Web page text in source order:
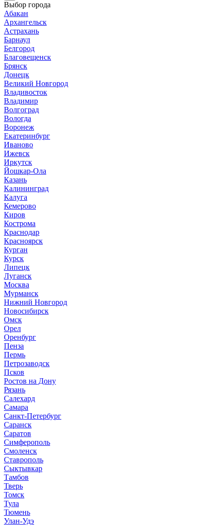
Выбор города
Абакан
Архангельск
Астрахань
Барнаул
Белгород
Благовещенск
Брянск
Донецк
Великий Новгород
Владивосток
Владимир
Волгоград
Вологда
Воронеж
Екатеринбург
Иваново
Ижевск
Иркутск
Йошкар-Ола
Казань
Калининград
Калуга
Кемерово
Киров
Кострома
Краснодар
Красноярск
Курган
Курск
Липецк
Луганск
Москва
Мурманск
Нижний Новгород
Новосибирск
Омск
Орел
Оренбург
Пенза
Пермь
Петрозаводск
Псков
Ростов на Дону
Рязань
Салехард
Самара
Санкт-Петербург
Саранск
Саратов
Симферополь
Смоленск
Ставрополь
Сыктывкар
Тамбов
Тверь
Томск
Тула
Тюмень
Улан-Удэ